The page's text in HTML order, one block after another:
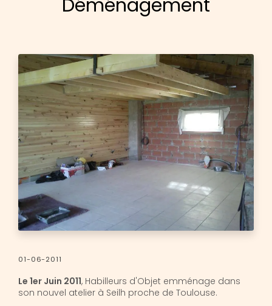
01-06-2011
Le 1er Juin 2011, Habilleurs d'Objet emménage dans
son nouvel atelier à Seilh proche de Toulouse.